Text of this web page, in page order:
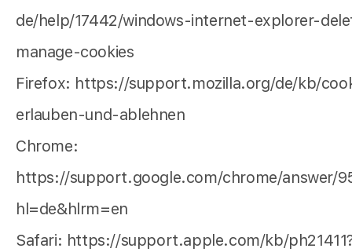
de/help/17442/windows-internet-explorer-
manage-cookies
Firefox: https://support.mozilla.org/de/kb/
erlauben-und-ablehnen
Chrome:
https://support.google.com/chrome/answer/
hl=de&hlrm=en
Safari: https://support.apple.com/kb/